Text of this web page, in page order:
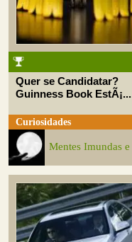
Quer se Candidatar?
Guinness Book EstÃ¡...
Curiosidades
Mentes Imundas e